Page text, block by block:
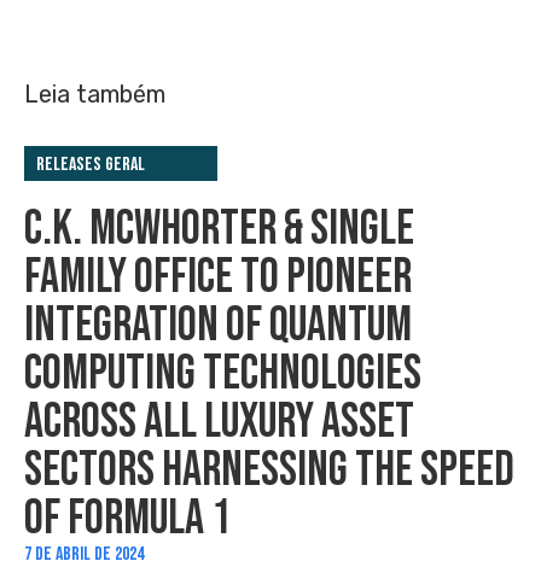
Leia também
Releases Geral
C.K. MCWHORTER & SINGLE
FAMILY OFFICE TO PIONEER
INTEGRATION OF QUANTUM
COMPUTING TECHNOLOGIES
ACROSS ALL LUXURY ASSET
SECTORS HARNESSING THE SPEED
OF FORMULA 1
7 DE ABRIL DE 2024